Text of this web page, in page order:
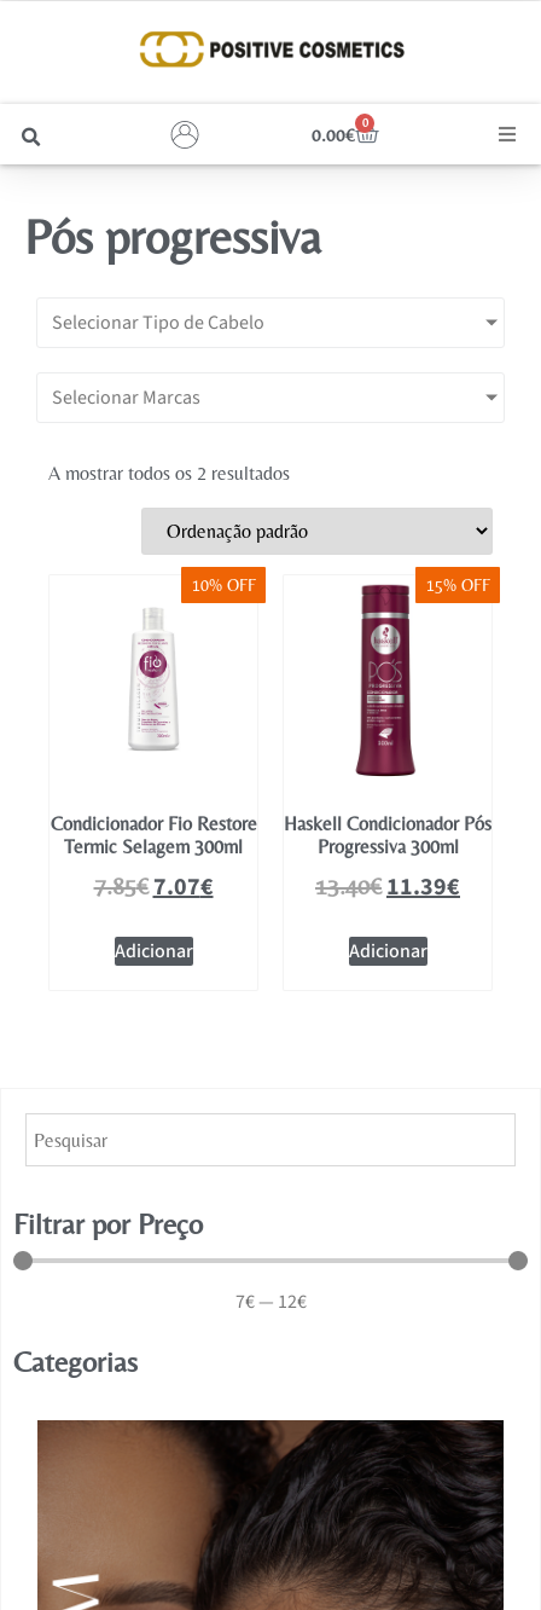
0.00€
0
Unhas
Homem
Pós progressiva
Selecionar Tipo de Cabelo
Selecionar Marcas
A mostrar todos os 2 resultados
10% OFF
Condicionador Fio Restore
Termic Selagem 300ml
7.85€7.07€
Adicionar
15% OFF
Haskell Condicionador Pós
Progressiva 300ml
13.40€11.39€
Adicionar
Filtrar por Preço
7€— 12€
Categorias